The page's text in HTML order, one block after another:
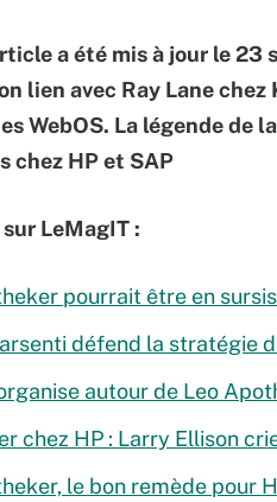
a été mis à jour le
lien avec Ray Lane
WebOS. La légende de
chez HP et SAP
LeMagIT :
pourrait être en
défend la stratégie
autour de Leo
chez HP : Larry Ellison
le bon remède pour